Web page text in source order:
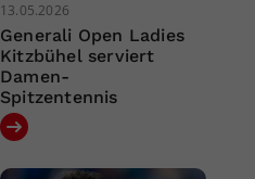
13.05.2026
Generali Open Ladies
Kitzbühel serviert
Damen-
Spitzentennis